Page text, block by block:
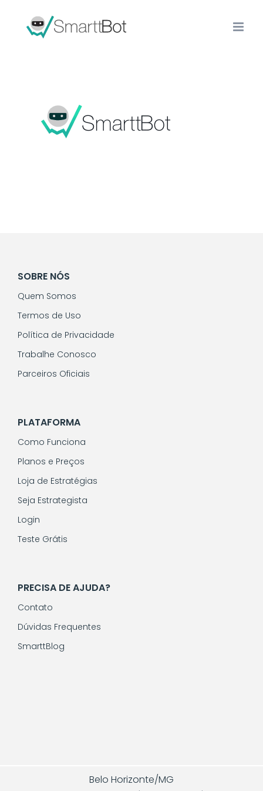
SOBRE NÓS
Quem Somos
Termos de Uso
Política de Privacidade
Trabalhe Conosco
Parceiros Oficiais
PLATAFORMA
Como Funciona
Planos e Preços
Loja de Estratégias
Seja Estrategista
Login
Teste Grátis
PRECISA DE AJUDA?
Contato
Dúvidas Frequentes
SmarttBlog
Belo Horizonte/MG